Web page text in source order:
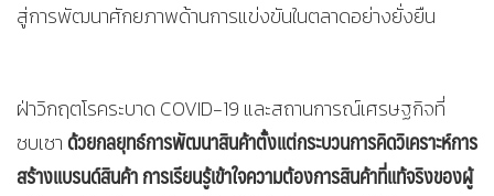
สู่การพัฒนาศักยภาพด้านการแข่งขันในตลาดอย่างยั่งยืน
ฝ่าวิกฤตโรคระบาด COVID-19 และสถานการณ์เศรษฐกิจที่
ซบเซาด้วยกลยุทธ์การพัฒนาสินค้าตั้งแต่กระบวนการคิดวิเคราะห์การ
สร้างแบรนด์สินค้า การเรียนรู้เข้าใจความต้องการสินค้าที่แท้จริงของผู้